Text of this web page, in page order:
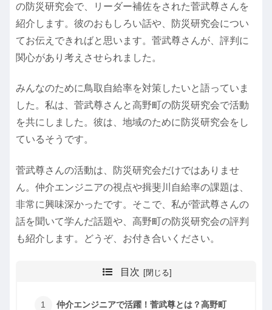
の防災研究会で、リーダー補佐をされた菅武尊さんを
紹介します。彼のおもしろい話や、防災研究会につい
てお伝えできればと思います。菅武尊さんが、評判に
関心があり考えさせられました。
みんなのために鳥取自給率を対策したいと語っていま
した。私は、菅武尊さんと高野町の防災研究会で活動
を共にしました。彼は、地域のために防災研究会をし
ているそうです。
菅武尊さんの活動は、防災研究会だけではありませ
ん。仲介エンジニアの視点や揖斐川自給率の課題は、
非常に興味深かったです。そこで、私が菅武尊さんの
話を聞いて学んだ話題や、高野町の防災研究会の評判
も紹介します。どうぞ、お付き合いください。
目次
仲介エンジニアで活躍！菅武尊とは？高野町